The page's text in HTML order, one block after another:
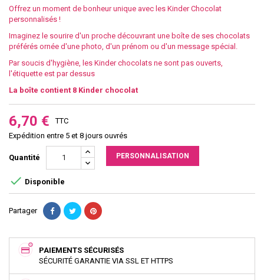
Offrez un moment de bonheur unique avec les Kinder Chocolat
personnalisés !
Imaginez le sourire d'un proche découvrant une boîte de ses chocolats
préférés ornée d'une photo, d'un prénom ou d'un message spécial.
Par soucis d'hygiène, les Kinder chocolats ne sont pas ouverts,
l'étiquette est par dessus
La boîte contient 8 Kinder chocolat
6,70 €
TTC
Expédition entre 5 et 8 jours ouvrés
Quantité PERSONNALISATION
 Disponible
Partager
PAIEMENTS SÉCURISÉS
SÉCURITÉ GARANTIE VIA SSL ET HTTPS